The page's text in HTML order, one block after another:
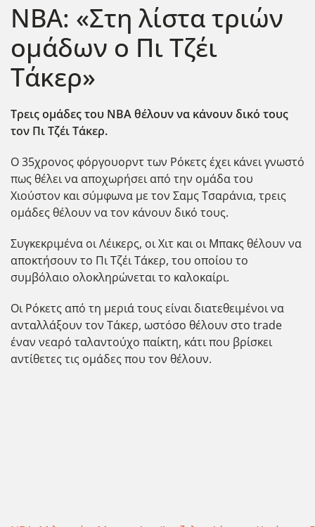
NBA: «Στη λίστα τριών
ομάδων ο Πι Τζέι
Τάκερ»
Τρεις ομάδες του ΝΒΑ θέλουν να κάνουν δικό τους
τον Πι Τζέι Τάκερ.
Ο 35χρονος φόργουορντ των Ρόκετς έχει κάνει γνωστό
πως θέλει να αποχωρήσει από την ομάδα του
Χιούστον και σύμφωνα με τον Σαμς Τσαράνια, τρεις
ομάδες θέλουν να τον κάνουν δικό τους.
Συγκεκριμένα οι Λέικερς, οι Χιτ και οι Μπακς θέλουν να
αποκτήσουν το Πι Τζέι Τάκερ, του οποίου το
συμβόλαιο ολοκληρώνεται το καλοκαίρι.
Οι Ρόκετς από τη μεριά τους είναι διατεθειμένοι να
ανταλλάξουν τον Τάκερ, ωστόσο θέλουν στο trade
έναν νεαρό ταλαντούχο παίκτη, κάτι που βρίσκει
αντίθετες τις ομάδες που τον θέλουν.